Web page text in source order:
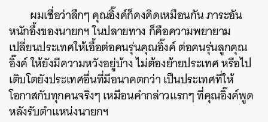
ผมเชื่อว่าลึกๆ คุณอิ๊งค์ก็คงคิดเหมือนกัน ภาระอัน
หนักอึ้งของนายกฯ ในปลายทาง ก็คือความพยายาม
เปลี่ยนประเทศให้เอื้อต่อคนรุ่นคุณอิ๊งค์ ต่อคนรุ่นลูกคุณ
อิ๊งค์ ให้ยังมีความหวังอยู่บ้าง ไม่ต้องย้ายประเทศ หรือไป
เติบโตยังประเทศอื่นที่มีอนาคตกว่า เป็นประเทศที่ให้
โอกาสกับทุกคนจริงๆ เหมือนคำกล่าวแรกๆ ที่คุณอิ๊งค์พูด
หลังรับตำแหน่งนายกฯ